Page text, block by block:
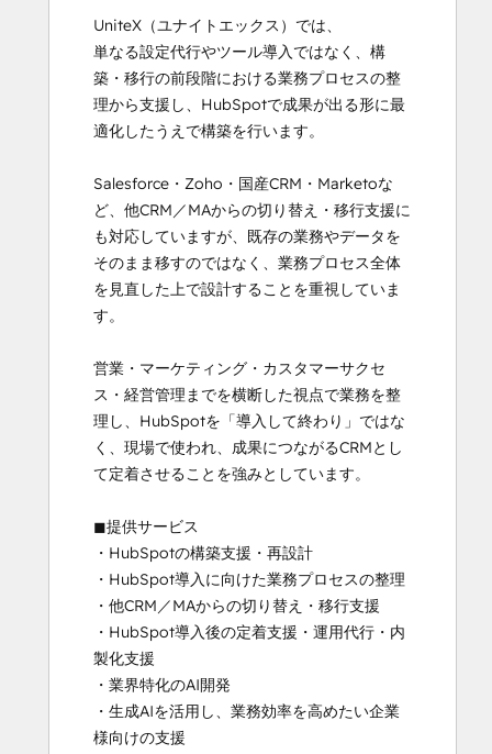
UniteX（ユナイトエックス）では、
単なる設定代行やツール導入ではなく、構
築・移行の前段階における業務プロセスの整
理から支援し、HubSpotで成果が出る形に最
適化したうえで構築を行います。
Salesforce・Zoho・国産CRM・Marketoな
ど、他CRM／MAからの切り替え・移行支援に
も対応していますが、既存の業務やデータを
そのまま移すのではなく、業務プロセス全体
を見直した上で設計することを重視していま
す。
営業・マーケティング・カスタマーサクセ
ス・経営管理までを横断した視点で業務を整
理し、HubSpotを「導入して終わり」ではな
く、現場で使われ、成果につながるCRMとし
て定着させることを強みとしています。
◼︎提供サービス
・HubSpotの構築支援・再設計
・HubSpot導入に向けた業務プロセスの整理
・他CRM／MAからの切り替え・移行支援
・HubSpot導入後の定着支援・運用代行・内
製化支援
・業界特化のAI開発
・生成AIを活用し、業務効率を高めたい企業
様向けの支援